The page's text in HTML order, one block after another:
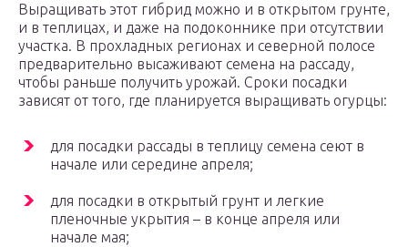
Выращивать этот гибрид можно и в открытом грунте,
и в теплицах, и даже на подоконнике при отсутствии
участка. В прохладных регионах и северной полосе
предварительно высаживают семена на рассаду,
чтобы раньше получить урожай. Сроки посадки
зависят от того, где планируется выращивать огурцы:
для посадки рассады в теплицу семена сеют в
начале или середине апреля;
для посадки в открытый грунт и легкие
пленочные укрытия – в конце апреля или
начале мая;